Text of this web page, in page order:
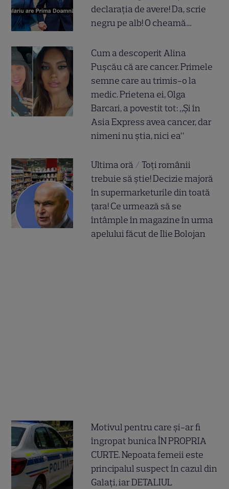
declarația de avere! Da, scrie
negru pe alb! O cheamă…
Cum a descoperit Alina
Pușcău că are cancer. Primele
semne care au trimis-o la
medic. Prietena ei, Olga
Barcari, a povestit tot: „Și în
Asia Express avea cancer, dar
nimeni nu știa, nici ea”
Ultima oră / Toți românii
trebuie să știe! Decizie majoră
în supermarketurile din toată
țara! Ce urmează să se
întâmple în magazine în urma
apelului făcut de Ilie Bolojan
Motivul pentru care și-ar fi
îngropat bunica ÎN PROPRIA
CURTE. Nepoata femeii este
principalul suspect în cazul din
Galați, iar DETALIUL